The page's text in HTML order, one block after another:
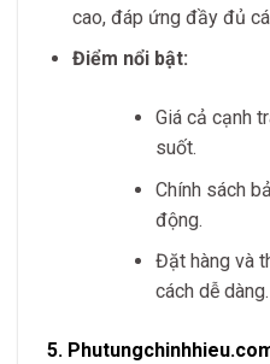
cao, đáp ứng đầy đủ
Điểm nổi bật:
Giá cả cạnh
suốt.
Chính sách
động.
Đặt hàng và
cách dễ dàng.
5.